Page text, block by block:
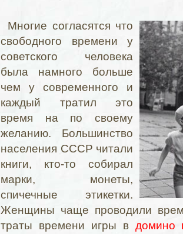
Многие согласятся что
свободного времени у
советского человека
была намного больше
чем у современного и
каждый тратил это
время на по своему
желанию. Большинство
населения СССР читали
книги, кто-то собирал
марки, монеты,
спичечные этикетки.
Женщины чаще проводили
траты времени игры в домино